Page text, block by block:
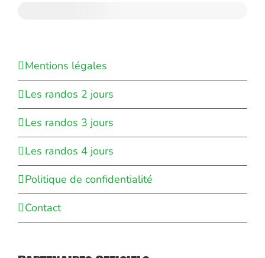
Mentions légales
Les randos 2 jours
Les randos 3 jours
Les randos 4 jours
Politique de confidentialité
Contact